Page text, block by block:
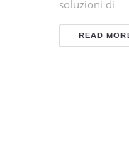
soluzioni di
READ